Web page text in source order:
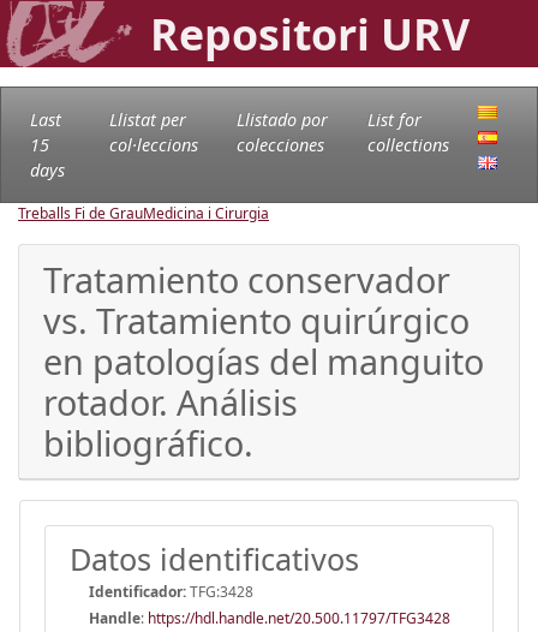
Repositori URV
Last
15
days
Llistat per
col·leccions
Llistado por
colecciones
List for
collections
Treballs Fi de GrauMedicina i Cirurgia
Tratamiento conservador
vs. Tratamiento quirúrgico
en patologías del manguito
rotador. Análisis
bibliográfico.
Datos identificativos
Identificador:TFG:3428
Handle: https://hdl.handle.net/20.500.11797/TFG3428